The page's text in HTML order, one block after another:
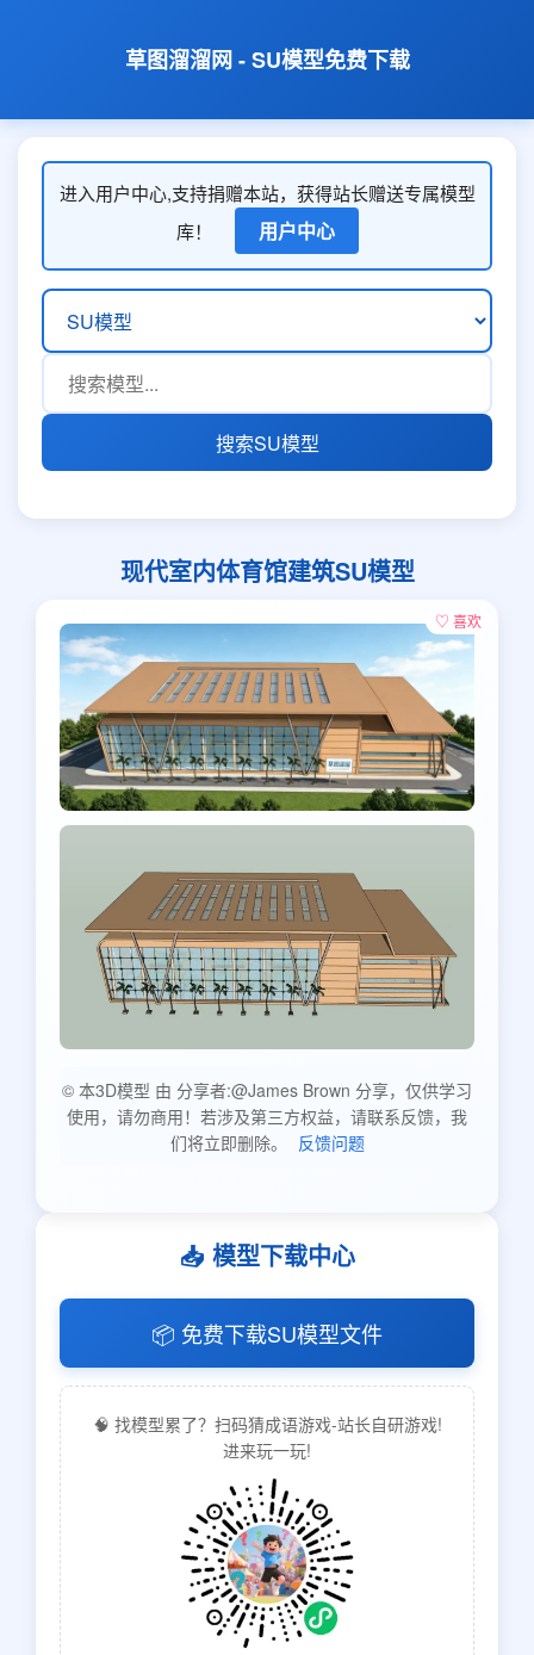
草图溜溜网 - SU模型免费下载
进入用户中心,支持捐赠本站，获得站长赠送专属模型
库！
用户中心
搜索SU模型
现代室内体育馆建筑SU模型
♡ 喜欢
© 本3D模型 由 分享者:@James Brown 分享，仅供学习
使用，请勿商用！若涉及第三方权益，请联系反馈，我
们将立即删除。
反馈问题
📥 模型下载中心
📦 免费下载SU模型文件
🧠 找模型累了？扫码猜成语游戏-站长自研游戏!
进来玩一玩!